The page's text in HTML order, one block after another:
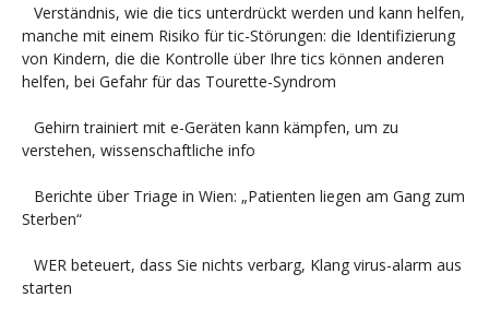
Verständnis, wie die tics unterdrückt werden und kann helfen,
manche mit einem Risiko für tic-Störungen: die Identifizierung
von Kindern, die die Kontrolle über Ihre tics können anderen
helfen, bei Gefahr für das Tourette-Syndrom
Gehirn trainiert mit e-Geräten kann kämpfen, um zu
verstehen, wissenschaftliche info
Berichte über Triage in Wien: „Patienten liegen am Gang zum
Sterben“
WER beteuert, dass Sie nichts verbarg, Klang virus-alarm aus
starten